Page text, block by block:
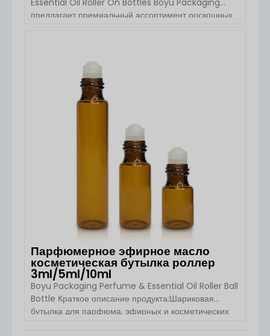
предлагает премиальный ассортимент роскошных
подходят для упаковки масел для лица, сывороток
по уходу за кожей, эфирных масел, духов и
лосьонов. Роликовые флаконы Boyu Packaging
известны [...].
Парфюмерное эфирное масло
косметическая бутылка роллер
3ml/5ml/10ml
Boyu Packaging Perfume & Essential Oil Roller Ball
Bottle Краткое описание продукта:Шариковая
бутылка для парфюма, эфирных и косметических